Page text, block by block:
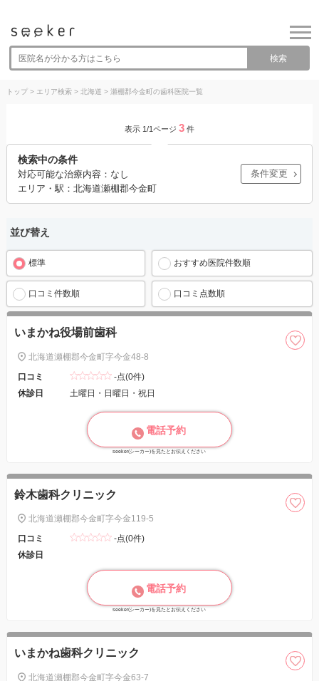
検索
トップ> エリア検索> 北海道 > 瀬棚郡今金町の歯科医院一覧
表示 1/1ページ 3 件
検索中の条件
対応可能な治療内容：なし
エリア・駅：北海道瀬棚郡今金町
条件変更
並び替え
標準 おすすめ医院件数順
口コミ件数順 口コミ点数順
いまかね役場前歯科
北海道瀬棚郡今金町字今金48-8
口コミ
-点(0件)
休診日
土曜日・日曜日・祝日
電話予約
seeker(シーカー)を見たとお伝えください
鈴木歯科クリニック
北海道瀬棚郡今金町字今金119-5
口コミ
-点(0件)
休診日
電話予約
seeker(シーカー)を見たとお伝えください
いまかね歯科クリニック
北海道瀬棚郡今金町字今金63-7